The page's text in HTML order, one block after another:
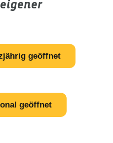
geöffnet
geöffnet